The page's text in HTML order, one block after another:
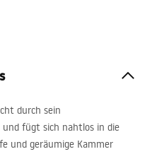
durch sein
und fügt sich nahtlos in die
und geräumige Kammer